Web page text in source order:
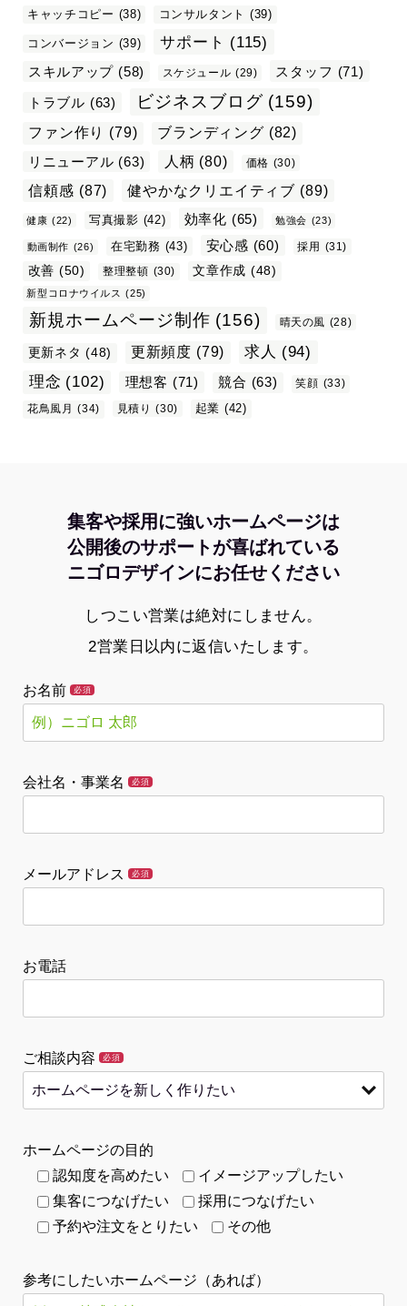
キャッチコピー (38) コンサルタント (39)
コンバージョン (39) サポート (115)
スキルアップ (58) スケジュール (29) スタッフ (71)
トラブル (63) ビジネスブログ (159)
ファン作り (79) ブランディング (82)
リニューアル (63) 人柄 (80) 価格 (30)
信頼感 (87) 健やかなクリエイティブ (89)
健康 (22) 写真撮影 (42) 効率化 (65) 勉強会 (23)
動画制作 (26) 在宅勤務 (43) 安心感 (60) 採用 (31)
改善 (50) 整理整頓 (30) 文章作成 (48)
新型コロナウイルス (25)
新規ホームページ制作 (156) 晴天の風 (28)
更新ネタ (48) 更新頻度 (79) 求人 (94)
理念 (102) 理想客 (71) 競合 (63) 笑顔 (33)
花鳥風月
(34) 見積り (30) 起業 (42)
集客や採用に強いホームページは
公開後のサポートが喜ばれている
ニゴロデザインにお任せください
しつこい営業は絶対にしません。
2営業日以内に返信いたします。
お名前 必須
会社名・事業名 必須
メールアドレス 必須
お電話
ご相談内容 必須
ホームページの目的
認知度を高めたい
イメージアップしたい
集客につなげたい
採用につなげたい
予約や注文をとりたい
その他
参考にしたいホームページ（あれば）